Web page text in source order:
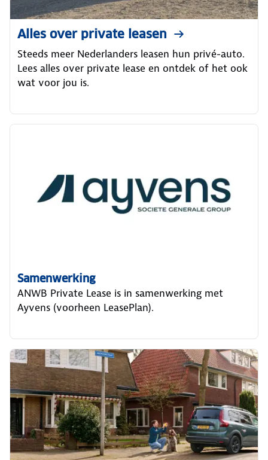
Alles over private leasen
Steeds meer Nederlanders leasen hun privé-auto.
Lees alles over private lease en ontdek of het ook
wat voor jou is.
Samenwerking
ANWB Private Lease is in samenwerking met
Ayvens (voorheen LeasePlan).